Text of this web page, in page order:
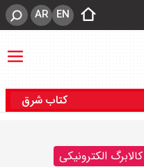
EN
AR
کتاب شرق
کالابرگ الکترونیکی